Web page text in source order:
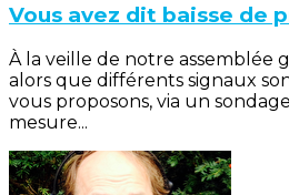
Vous avez dit baisse de
À la veille de notre assemblée
alors que différents signaux
vous proposons, via un
mesure...